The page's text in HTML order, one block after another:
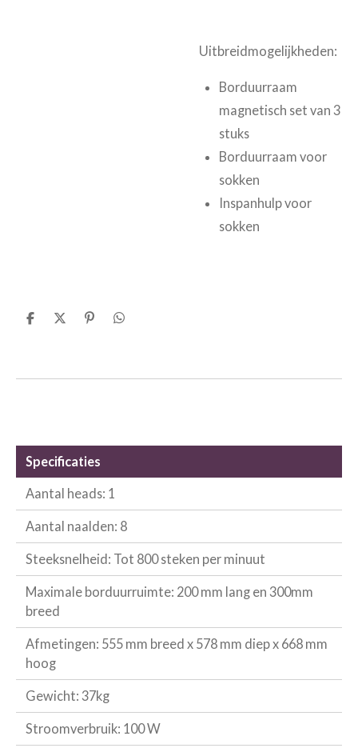
Uitbreidmogelijkheden:
Borduurraam
magnetisch set van 3
stuks
Borduurraam voor
sokken
Inspanhulp voor
sokken
D
n
D
P
e
D
n
Specificaties
Aantal heads: 1
Aantal naalden: 8
Steeksnelheid: Tot 800 steken per minuut
Maximale borduurruimte: 200 mm lang en 300mm
breed
Afmetingen: 555 mm breed x 578 mm diep x 668 mm
hoog
Gewicht: 37kg
Stroomverbruik: 100 W